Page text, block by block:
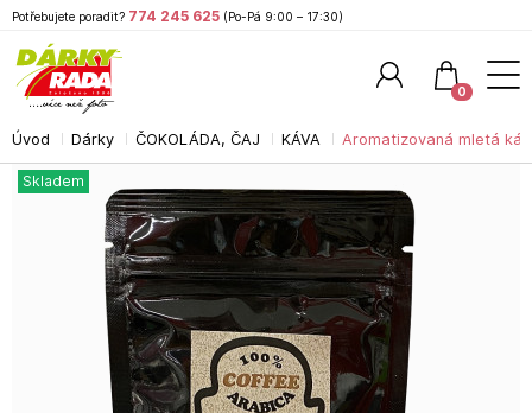
Úvod Dárky ČOKOLÁDA, ČAJ KÁVA Aromatizovaná mletá
Skladem
Potřebujete poradit? 774 245 625 (Po-Pá 9:00 – 17:30)
0